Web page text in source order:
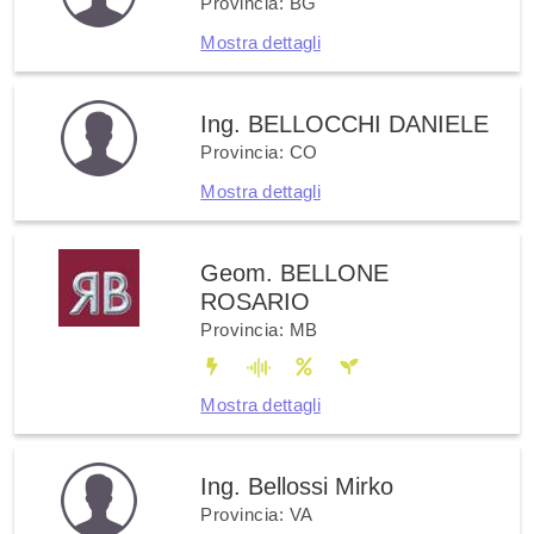
Mostra dettagli
Ing. BELLOCCHI DANIELE
Provincia: CO
Mostra dettagli
Geom. BELLONE
ROSARIO
Provincia: MB
Mostra dettagli
Ing. Bellossi Mirko
Provincia: VA